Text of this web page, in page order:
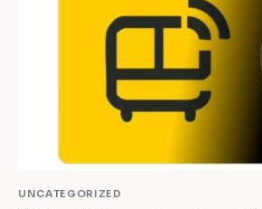
UNCATEGORIZED